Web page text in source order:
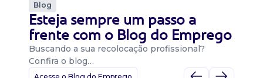
Blog
Esteja sempre um passo a
frente com o Blog do Emprego
Buscando a sua recolocação profissional?
Confira o blog…